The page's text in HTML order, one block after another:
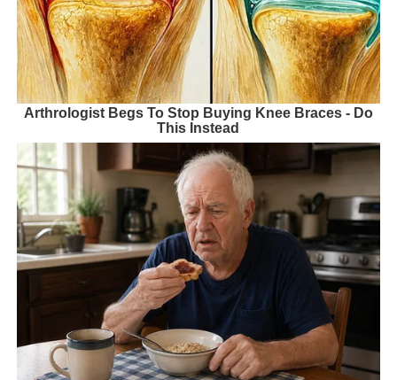
Arthrologist Begs To Stop Buying Knee Braces - Do
This Instead